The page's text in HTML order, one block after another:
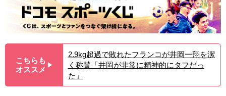
こちらも
オススメ ▶︎
2.9kg超過で敗れたフランコが井岡一翔を潔
く称賛「井岡が非常に精神的にタフだっ
た」